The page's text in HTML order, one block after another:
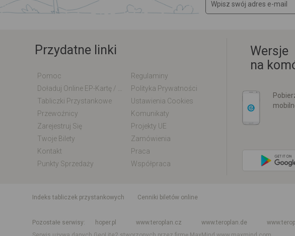
Przydatne linki
Pomoc
Regulaminy
Polityka Prywatności
Tabliczki Przystankowe
Ustawienia Cookies
Przewoźnicy
Komunikaty
Zarejestruj Się
Projekty UE
Twoje Bilety
Zamówienia
Kontakt
Praca
Punkty Sprzedaży
Współpraca
Wersje
na
indeks tabliczek przystankowych Cenniki biletów online
Pozostałe serwisy
hoper.pl www.teroplan.cz www.teroplan.de